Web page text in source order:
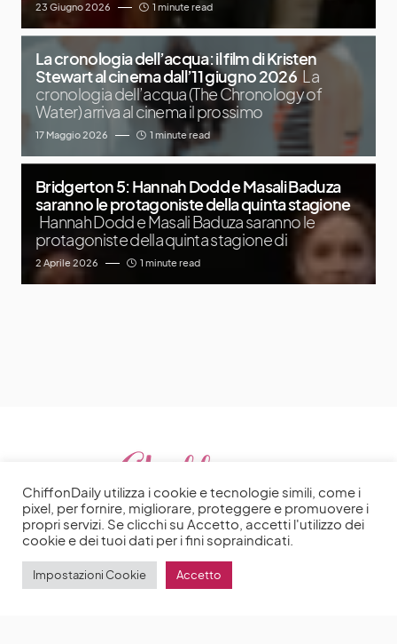
23 Giugno 2026 1 minute read
La cronologia dell’acqua: il film di Kristen
Stewart al cinema dall’11 giugno 2026 La
cronologia dell’acqua (The Chronology of
Water) arriva al cinema il prossimo
17 Maggio 2026 1 minute read
Bridgerton 5: Hannah Dodd e Masali Baduza
saranno le protagoniste della quinta stagione
Hannah Dodd e Masali Baduza saranno le
protagoniste della quinta stagione di
2 Aprile 2026 1 minute read
ChiffonDaily utilizza i cookie e tecnologie simili, come i
pixel, per fornire, migliorare, proteggere e promuovere i
propri servizi. Se clicchi su Accetto, accetti l'utilizzo dei
cookie e dei tuoi dati per i fini sopraindicati.
Impostazioni Cookie Accetto